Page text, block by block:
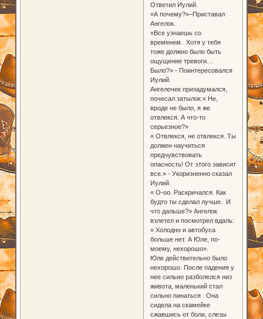
Ответил Иулий.
«А почему?»–Приставал
Ангелок.
«Все узнаешь со
временем. Хотя у тебя
тоже должно было быть
ощущение тревоги…
Было?» - Поинтересовался
Иулий.
Ангелочек призадумался,
почесал затылок:« Не,
вроде не было, я же
отвлекся. А что-то
серьезное?»
« Отвлекся, не отвлекся. Ты
должен научиться
предчувствовать
опасность! От этого зависит
все.» - Укоризненно сказал
Иулий.
« О-оо. Раскричался. Как
будто ты сделал лучше. И
что дальше?» Ангелок
взлетел и посмотрел вдаль:
« Холодно и автобуса
больше нет. А Юле, по-
моему, нехорошо».
Юле действительно было
нехорошо. После падения у
нее сильно разболелся низ
живота, маленький стал
сильно пинаться . Она
сидела на скамейке
сжавшись от боли, слезы